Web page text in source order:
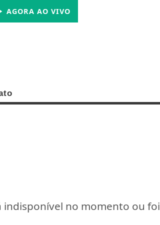
AGORA AO VIVO
indisponível no momento ou foi